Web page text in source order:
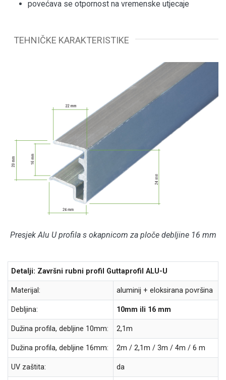
povećava se otpornost na vremenske utjecaje
TEHNIČKE KARAKTERISTIKE
Presjek Alu U profila s okapnicom za ploče debljine 16 mm
Detalji: Završni rubni profil Guttaprofil ALU-U
Materijal: aluminij + eloksirana površina
Debljina: 10mm ili 16 mm
Dužina profila, debljine 10mm: 2,1m
Dužina profila, debljine 16mm: 2m / 2,1m / 3m / 4m / 6 m
UV zaštita: da